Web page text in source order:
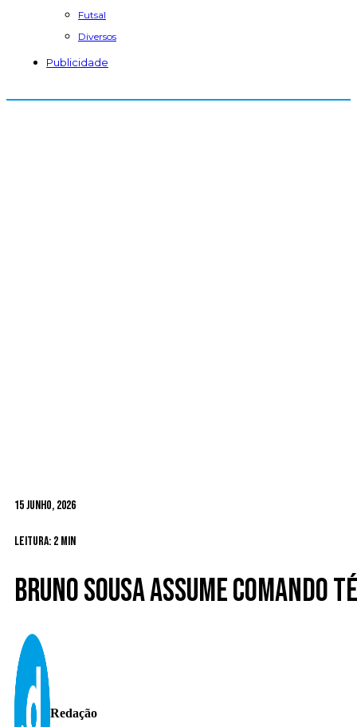
Futsal
Diversos
Publicidade
15 Junho, 2026
Leitura: 2 min
Bruno Sousa assume comando
Redação